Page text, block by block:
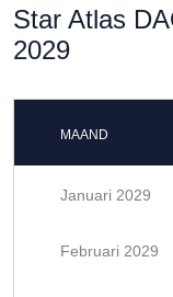
Star Atlas
2029
MAAND
Januari 2029
Februari 2029